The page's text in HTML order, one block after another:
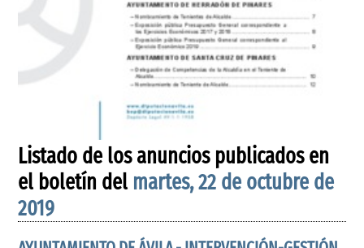
Listado de los anuncios publicados en
el boletín del martes, 22 de octubre de
2019